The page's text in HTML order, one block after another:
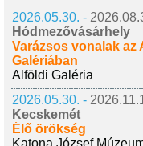
2026.05.30. -
Hódmezővásárhely
Varázsos vonalak az
Galériában
Alföldi Galéria
2026.05.30. -
Kecskemét
Élő örökség
Katona József